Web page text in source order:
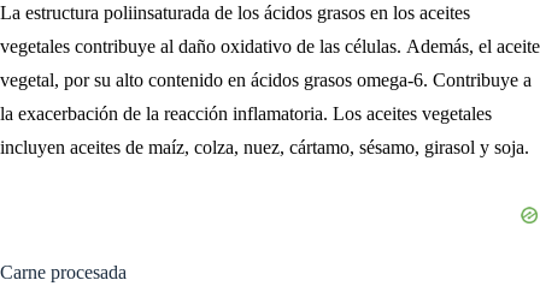
La estructura poliinsaturada de los ácidos grasos en los aceites
vegetales contribuye al daño oxidativo de las células. Además, el aceite
vegetal, por su alto contenido en ácidos grasos omega-6. Contribuye a
la exacerbación de la reacción inflamatoria. Los aceites vegetales
incluyen aceites de maíz, colza, nuez, cártamo, sésamo, girasol y soja.
Carne procesada